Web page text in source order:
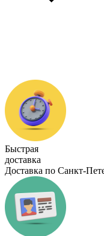
Быстрая
доставка
Доставка по Санкт-